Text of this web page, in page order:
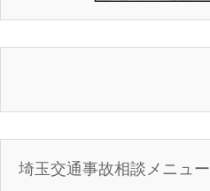
埼玉交通事故相談メニュー